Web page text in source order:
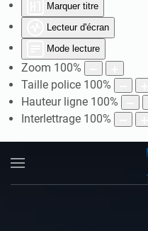
Marquer titre
Lecteur d'écran
Mode lecture
Zoom 100%
Taille police 100%
Hauteur ligne 100%
Interlettrage 100%